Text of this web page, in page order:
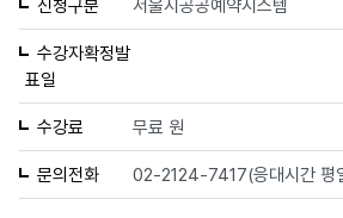
신청구분 서울시공공예약시스템
수강자확정발
표일
수강료 무료 원
문의전화 02-2124-7417(응대시간